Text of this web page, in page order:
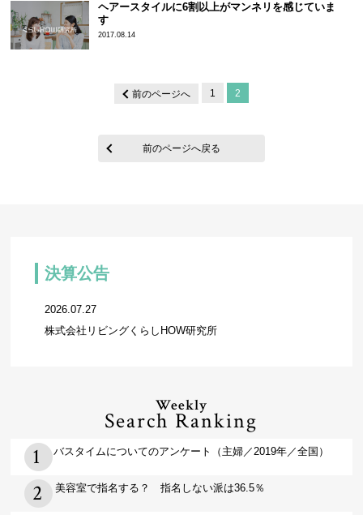
ヘアースタイルに6割以上がマンネリを感じていま
す
2017.08.14
前のページへ 1 2
前のページへ戻る
決算公告
2026.07.27
株式会社リビングくらしHOW研究所
Weekly
Search Ranking
バスタイムについてのアンケート（主婦／2019年／全国）
美容室で指名する？ 指名しない派は36.5％